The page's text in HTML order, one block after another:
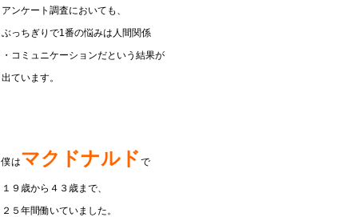
アンケート調査においても、
ぶっちぎりで1番の悩みは人間関係
・コミュニケーションだという結果が
出ています。
僕はマクドナルド で
１９歳から４３歳まで、
２５年間働いていました。